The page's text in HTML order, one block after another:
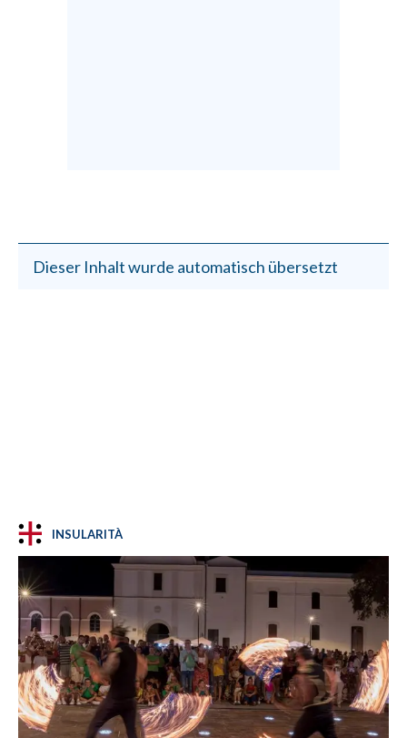
Dieser Inhalt wurde automatisch übersetzt
INSULARITÀ